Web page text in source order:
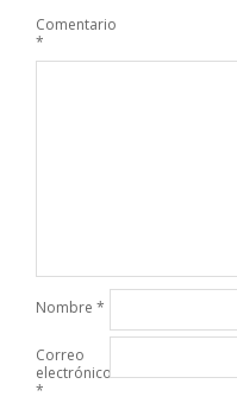
Comentario
*
Nombre *
Correo
electrónico
*